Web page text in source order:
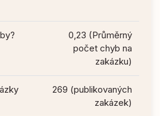
0,23 (Průměrný
počet chyb na
zakázku)
269 (publikovaných
zakázek)